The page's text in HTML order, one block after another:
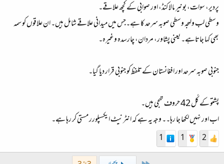
پردیر، سوات، بونیر مالا کنڈ، اور صوابی کے کچھ علاقے۔
وسطی لب ولہجہ وسطی صوبہ سرحد کا ہے۔جس میں میدانی علاقے شامل ہیں۔ ان علاقوں کو سمہ
بھی کہا جاتاہے۔ یعنی پشاور، مردان، چارسدہ وغیرہ۔
جنوبی صوبہ سرحد اور افغانستان کےتلفظ کو جنوبی قرار دیا گیا۔
پشتو کے کُل 42 حروف تہجی ہیں۔
اب اور نہیں لکھا جا رہا۔۔ وجہ یہ ہے کہ انٹرنیٹ ایکسپلورر مستی کر رہا ہے۔
2
1
1